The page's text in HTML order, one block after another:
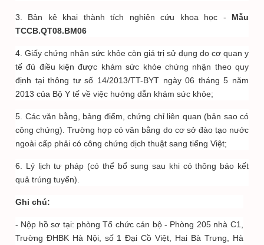
3. Bản kê khai thành tích nghiên cứu khoa học - Mẫu
TCCB.QT08.BM06
4. Giấy chứng nhận sức khỏe còn giá trị sử dụng do cơ quan y
tế đủ điều kiện được khám sức khỏe chứng nhận theo quy
định tại thông tư số 14/2013/TT-BYT ngày 06 tháng 5 năm
2013 của Bộ Y tế về việc hướng dẫn khám sức khỏe;
5. Các văn bằng, bảng điểm, chứng chỉ liên quan (bản sao có
công chứng). Trường hợp có văn bằng do cơ sở đào tạo nước
ngoài cấp phải có công chứng dịch thuật sang tiếng Việt;
6. Lý lịch tư pháp (có thể bổ sung sau khi có thông báo kết
quả trúng tuyển).
Ghi chú:
- Nộp hồ sơ tại: phòng Tổ chức cán bộ - Phòng 205 nhà C1,
Trường ĐHBK Hà Nội, số 1 Đại Cồ Việt, Hai Bà Trưng, Hà